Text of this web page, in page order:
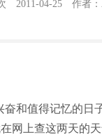
2011-04-25 作者
和值得记忆的日
网上查这两天的